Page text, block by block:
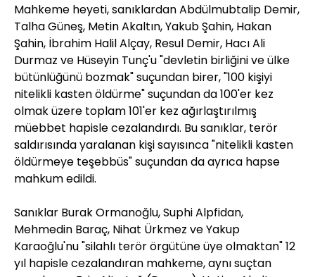
Mahkeme heyeti, sanıklardan Abdülmubtalip Demir,
Talha Güneş, Metin Akaltın, Yakub Şahin, Hakan
Şahin, İbrahim Halil Alçay, Resul Demir, Hacı Ali
Durmaz ve Hüseyin Tunç'u "devletin birliğini ve ülke
bütünlüğünü bozmak" suçundan birer, "100 kişiyi
nitelikli kasten öldürme" suçundan da 100'er kez
olmak üzere toplam 101'er kez ağırlaştırılmış
müebbet hapisle cezalandırdı. Bu sanıklar, terör
saldırısında yaralanan kişi sayısınca "nitelikli kasten
öldürmeye teşebbüs" suçundan da ayrıca hapse
mahkum edildi.
Sanıklar Burak Ormanoğlu, Suphi Alpfidan,
Mehmedin Baraç, Nihat Ürkmez ve Yakup
Karaoğlu'nu "silahlı terör örgütüne üye olmaktan" 12
yıl hapisle cezalandıran mahkeme, aynı suçtan